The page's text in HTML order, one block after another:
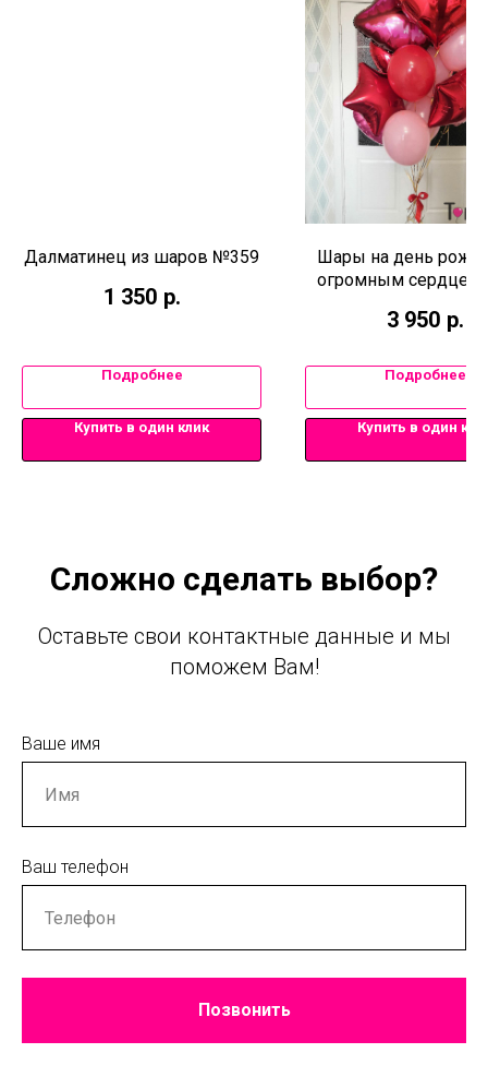
Далматинец из шаров №359
1 350 р.
Подробнее
Купить в один клик
Шары на день
огромным
3 950 р.
Подробнее
Купить в один
Сложно сделать выбор?
Оставьте свои контактные данные и мы
поможем Вам!
Ваше имя
Ваш телефон
Позвонить